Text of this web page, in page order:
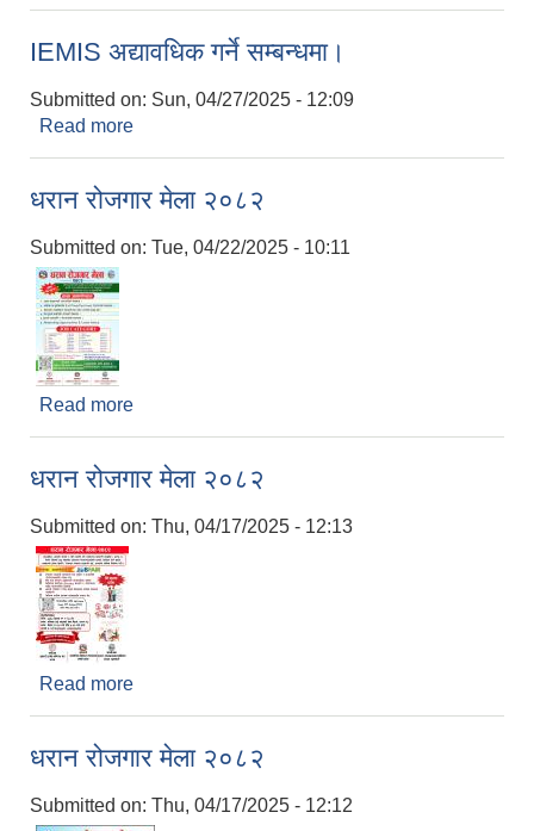
IEMIS अद्यावधिक गर्ने सम्बन्धमा।
Submitted on: Sun, 04/27/2025 - 12:09
Read more
धरान रोजगार मेला २०८२
Submitted on: Tue, 04/22/2025 - 10:11
Read more
धरान रोजगार मेला २०८२
Submitted on: Thu, 04/17/2025 - 12:13
Read more
धरान रोजगार मेला २०८२
Submitted on: Thu, 04/17/2025 - 12:12